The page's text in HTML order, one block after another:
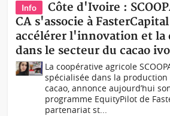
Info
Côte d'Ivoire :
CA s'associe à
accélérer l'innovation et la
dans le secteur du cacao
La coopérative agricole
spécialisée dans la production
cacao, annonce aujourd’hui
programme EquityPilot de
partenariat st...